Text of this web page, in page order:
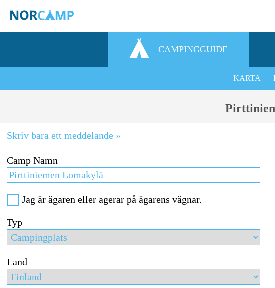
CAMPINGGUIDE
KARTA
Skriv bara ett meddelande »
Camp Namn
Jag är ägaren eller agerar på ägarens vägnar.
Typ
Land